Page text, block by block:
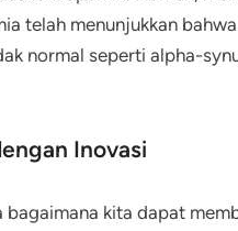
telah menunjukkan
normal seperti alpha-
Inovasi
kita dapat